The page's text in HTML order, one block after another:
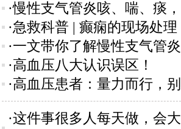
·慢性支气管炎咳、喘、痰
·急救科普 | 癫痫的现场处理
·一文带你了解慢性支气管炎
·高血压八大认识误区！
·高血压患者：量力而行，
·这件事很多人每天做，会